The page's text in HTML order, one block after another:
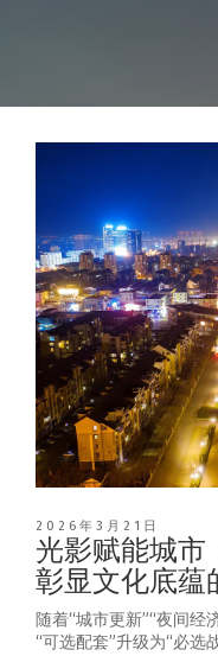
2026年3月21日
光影赋能城市
彰显文化底蕴
随着“城市更新”“夜间经
“可选配套”升级为“必选